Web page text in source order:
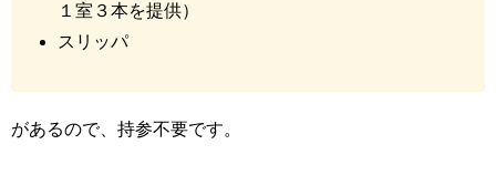
１室３本を提供）
スリッパ
があるので、持参不要です。